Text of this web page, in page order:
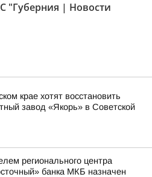
"Губерния | Новости
крае хотят восстановить
завод «Якорь» в Советской
регионального центра
банка МКБ назначен